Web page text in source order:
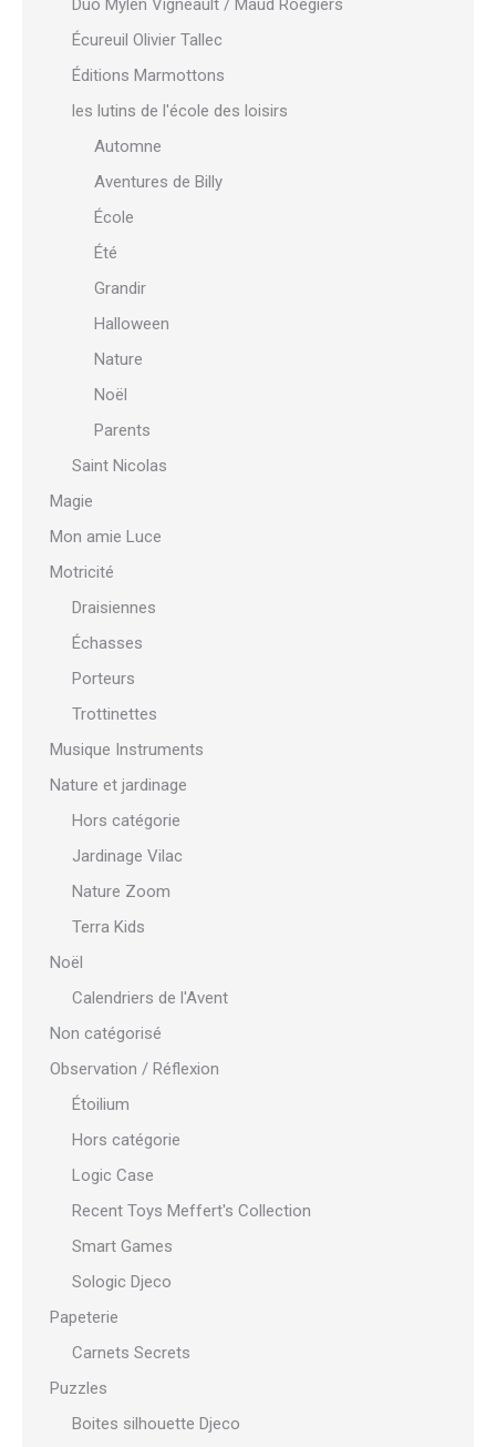
Écureuil Olivier Tallec
Éditions Marmottons
les lutins de l'école des loisirs
Automne
Aventures de Billy
École
Été
Grandir
Halloween
Nature
Noël
Parents
Saint Nicolas
Magie
Mon amie Luce
Motricité
Draisiennes
Échasses
Porteurs
Trottinettes
Musique Instruments
Nature et jardinage
Hors catégorie
Jardinage Vilac
Nature Zoom
Terra Kids
Noël
Calendriers de l'Avent
Non catégorisé
Observation / Réflexion
Étoilium
Hors catégorie
Logic Case
Recent Toys Meffert's Collection
Smart Games
Sologic Djeco
Papeterie
Carnets Secrets
Puzzles
Boites silhouette Djeco